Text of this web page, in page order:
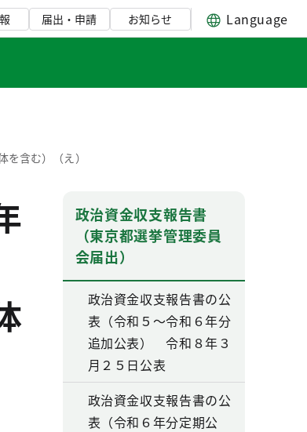
届出・申請 お知らせ Language
含む）（え）
政治資金収支報告書
（東京都選挙管理委員
会届出）
政治資金収支報告書の公
表（令和５～令和６年分
追加公表） 令和８年３
月２５日公表
政治資金収支報告書の公
表（令和６年分定期公